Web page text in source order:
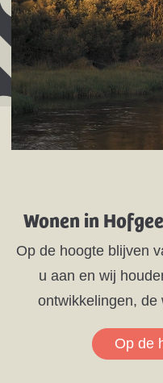
Wonen in
Op de hoogte blijven
u aan en wij
ontwikkelingen, de
Op de